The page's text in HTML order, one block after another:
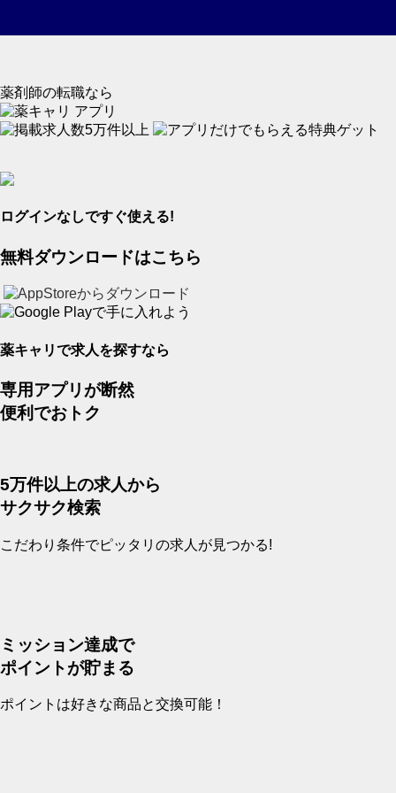
薬剤師の転職なら
アプリ
ログインなしですぐ使える!
無料ダウンロードはこちら
薬キャリで求人を探すなら
専用 アプリが断然
便利 でおトク
5万件以上の求人から
サクサク検索
こだわり条件でピッタリの求人が見つかる!
ミッション達成で
ポイントが貯まる
ポイントは好きな商品と交換可能！